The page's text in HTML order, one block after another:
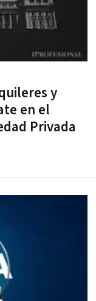
y
en el
Privada